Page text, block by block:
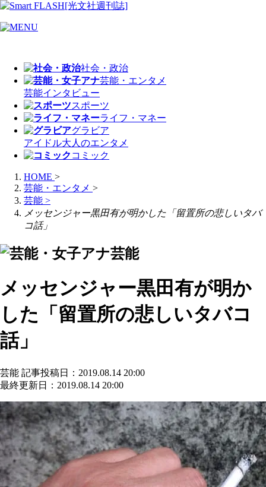
社会・政治
芸能・エンタメ
芸能インタビュー
スポーツ
ライフ・マネー
グラビア
アイドル大人のエンタメ
コミック
HOME >
芸能・エンタメ >
芸能 >
メッセンジャー黒田有が明かした「留置所の悲しいタバ
コ話」
芸能
メッセンジャー黒田有が明か
した「留置所の悲しいタバコ
話」
芸能 記事投稿日：2019.08.14 20:00
最終更新日：2019.08.14 20:00